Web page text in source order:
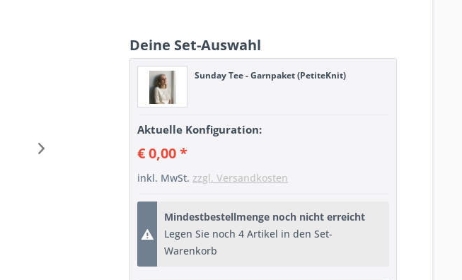
Deine Set-Auswahl
Sunday Tee - Garnpaket (PetiteKnit)
Aktuelle Konfiguration:
€ 0,00 *
inkl. MwSt. zzgl. Versandkosten
Mindestbestellmenge noch nicht erreicht
Legen Sie noch 4 Artikel in den Set-
Warenkorb